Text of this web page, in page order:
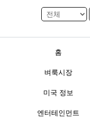
홈
벼룩시장
미국 정보
엔터테인먼트